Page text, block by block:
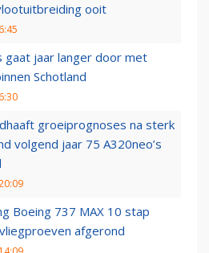
ooit
gaat jaar langer door met
Schotland
groeiprognoses na sterk
volgend jaar 75 A320neo’s
Boeing 737 MAX 10 stap
afgerond